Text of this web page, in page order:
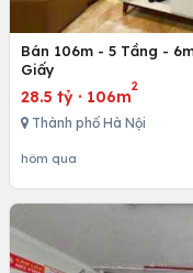
Bán 106m - 5 Tầng -
Giấy
28.5 tỷ · 106m
2
Thành phố Hà Nội
hôm qua